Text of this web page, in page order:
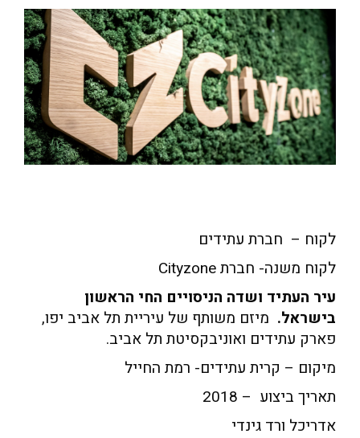
לקוח – חברת עתידים
לקוח משנה- חברת Cityzone
עיר העתיד ושדה הניסויים החי הראשון
בישראל. מיזם משותף של עיריית תל אביב יפו,
פארק עתידים ואוניבקסיטת תל אביב.
מיקום – קרית עתידים- רמת החייל
תאריך ביצוע – 2018
אדריכל ורד גינדי